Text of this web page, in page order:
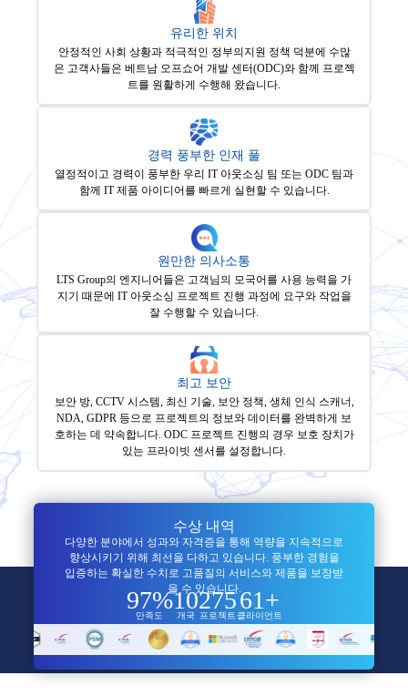
유리한 위치
안정적인 사회 상황과 적극적인 정부의지원 정책 덕분에 수많
은 고객사들은 베트남 오프쇼어 개발 센터(ODC)와 함께 프로젝
트를 원활하게 수행해 왔습니다.
경력 풍부한 인재 풀
열정적이고 경력이 풍부한 우리 IT 아웃소싱 팀 또는 ODC 팀과
함께 IT 제품 아이디어를 빠르게 실현할 수 있습니다.
원만한 의사소통
LTS Group의 엔지니어들은 고객님의 모국어를 사용 능력을 가
지기 때문에 IT 아웃소싱 프로젝트 진행 과정에 요구와 작업을
잘 수행할 수 있습니다.
최고 보안
보안 방, CCTV 시스템, 최신 기술, 보안 정책, 생체 인식 스캐너,
NDA, GDPR 등으로 프로젝트의 정보와 데이터를 완벽하게 보
호하는 데 약속합니다. ODC 프로젝트 진행의 경우 보호 장치가
있는 프라이빗 센서를 설정합니다.
수상 내역
다양한 분야에서 성과와 자격증을 통해 역량을 지속적으로
향상시키기 위해 최선을 다하고 있습니다. 풍부한 경험을
입증하는 확실한 수치로 고품질의 서비스와 제품을 보장받
을 수 있습니다.
97%
만족도
10
개국
275
프로젝트
61+
클라이언트